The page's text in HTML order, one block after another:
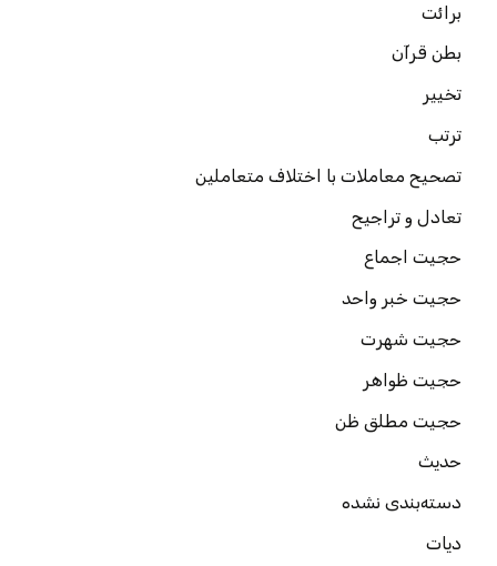
برائت
بطن قرآن
تخییر
ترتب
تصحیح معاملات با اختلاف متعاملین
تعادل و تراجیح
حجیت اجماع
حجیت خبر واحد
حجیت شهرت
حجیت ظواهر
حجیت مطلق ظن
حدیث
دسته‌بندی نشده
دیات